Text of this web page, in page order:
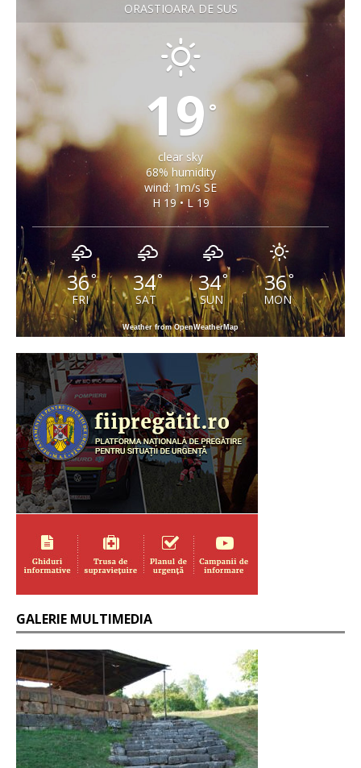
ORASTIOARA DE SUS
19 °
clear sky
68% humidity
wind: 1m/s SE
H 19 • L 19
36°
FRI
34°
SAT
34°
SUN
36°
MON
Weather from OpenWeatherMap
GALERIE MULTIMEDIA